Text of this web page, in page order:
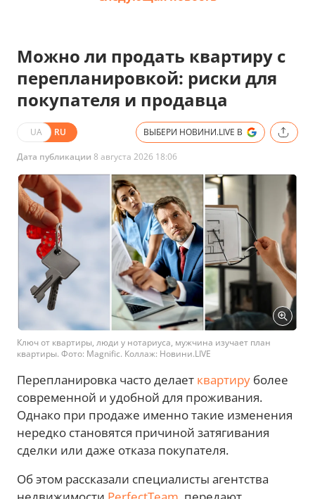
Можно ли продать квартиру с
перепланировкой: риски для
покупателя и продавца
UA RU ВЫБЕРИ НОВИНИ.LIVE В
Дата публикации 8 августа 2026 18:06
Ключ от квартиры, люди у нотариуса, мужчина изучает план
квартиры. Фото: Magnific. Коллаж: Новини.LIVE
Перепланировка часто делает квартиру более
современной и удобной для проживания.
Однако при продаже именно такие изменения
нередко становятся причиной затягивания
сделки или даже отказа покупателя.
Об этом рассказали специалисты агентства